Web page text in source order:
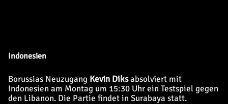
Indonesien
Borussias Neuzugang Kevin Diksabsolviert mit
Indonesien am Montag um 15:30 Uhr ein Testspiel gegen
den Libanon. Die Partie findet in Surabaya statt.